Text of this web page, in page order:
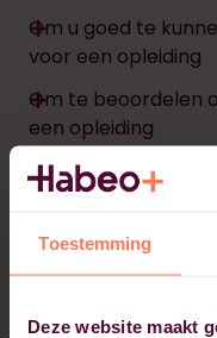
Toestemming
Deze website maakt
Om u goed te
voor een opleiding
Om te beoordelen
een opleiding
Voor de
opleidingsproces;
Voor evaluaties
verbeteren;